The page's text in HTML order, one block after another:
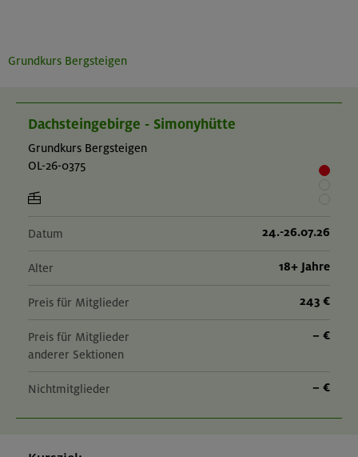
Grundkurs Bergsteigen
Dachsteingebirge - Simonyhütte
Grundkurs Bergsteigen
OL-26-0375
Datum 24.-26.07.26
Alter 18+ Jahre
Preis für Mitglieder 243 €
Preis für Mitglieder
anderer Sektionen
– €
Nichtmitglieder – €